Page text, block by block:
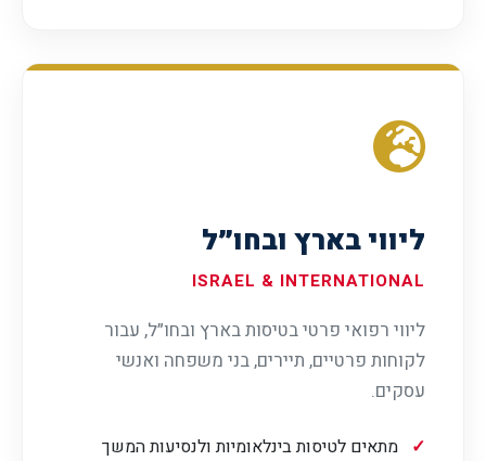
ליווי בארץ ובחו״ל
ISRAEL & INTERNATIONAL
ליווי רפואי פרטי בטיסות בארץ ובחו״ל, עבור
לקוחות פרטיים, תיירים, בני משפחה ואנשי
עסקים.
מתאים לטיסות בינלאומיות ולנסיעות המשך